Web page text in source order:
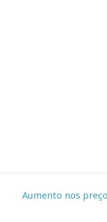
Aumento nos